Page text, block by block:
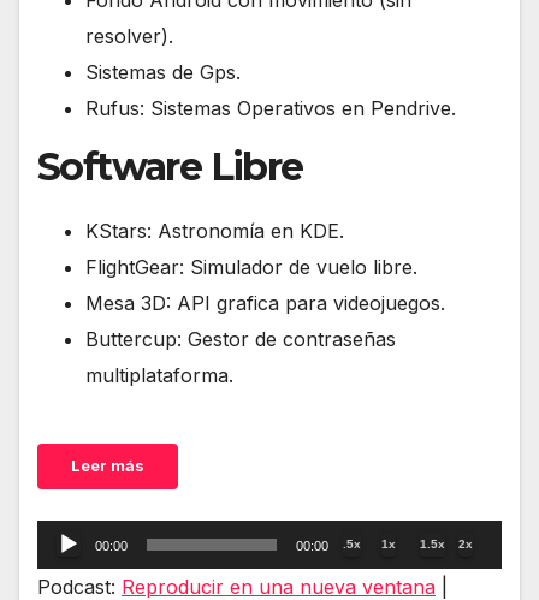
resolver).
Sistemas de Gps.
Rufus: Sistemas Operativos en Pendrive.
Software Libre
KStars: Astronomía en KDE.
FlightGear: Simulador de vuelo libre.
Mesa 3D: API grafica para videojuegos.
Buttercup: Gestor de contraseñas
multiplataforma.
Leer más
Reproductor
de
00:00 00:00 .5x 1x 1.5x 2x
Podcast: Reproducir en una nueva ventana